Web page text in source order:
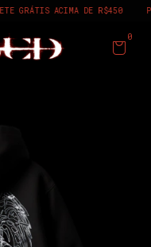
ACIMA DE R$450
0